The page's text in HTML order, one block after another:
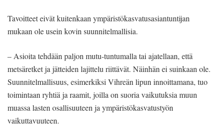
Tavoitteet eivät kuitenkaan ympäristökasvatusasiantuntijan
mukaan ole usein kovin suunnitelmallisia.
– Asioita tehdään paljon mutu-tuntumalla tai ajatellaan, että
metsäretket ja jätteiden lajittelu riittävät. Näinhän ei suinkaan ole.
Suunnitelmallisuus, esimerkiksi Vihreän lipun innoittamana, tuo
toimintaan ryhtiä ja raamit, joilla on suoria vaikutuksia muun
muassa lasten osallisuuteen ja ympäristökasvatustyön
vaikuttavuuteen.